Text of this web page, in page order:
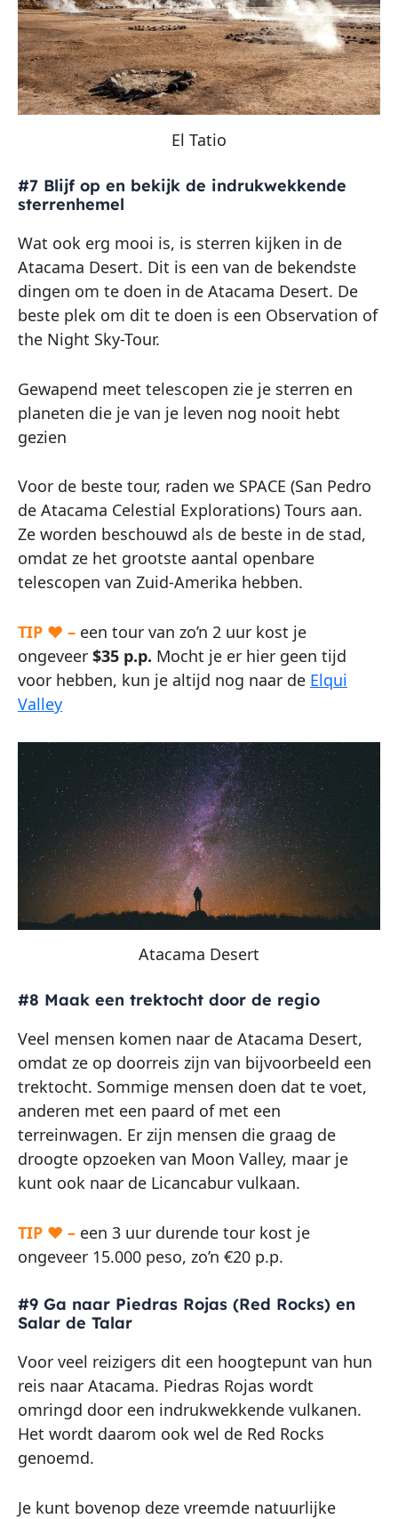
El Tatio
#7 Blijf op en bekijk de indrukwekkende
sterrenhemel
Wat ook erg mooi is, is sterren kijken in de
Atacama Desert. Dit is een van de bekendste
dingen om te doen in de Atacama Desert. De
beste plek om dit te doen is een Observation of
the Night Sky-Tour.
Gewapend meet telescopen zie je sterren en
planeten die je van je leven nog nooit hebt
gezien
Voor de beste tour, raden we SPACE (San Pedro
de Atacama Celestial Explorations) Tours aan.
Ze worden beschouwd als de beste in de stad,
omdat ze het grootste aantal openbare
telescopen van Zuid-Amerika hebben.
TIP ♥ – een tour van zo’n 2 uur kost je
ongeveer $35 p.p. Mocht je er hier geen tijd
voor hebben, kun je altijd nog naar de Elqui
Valley
Atacama Desert
#8 Maak een trektocht door de regio
Veel mensen komen naar de Atacama Desert,
omdat ze op doorreis zijn van bijvoorbeeld een
trektocht. Sommige mensen doen dat te voet,
anderen met een paard of met een
terreinwagen. Er zijn mensen die graag de
droogte opzoeken van Moon Valley, maar je
kunt ook naar de Licancabur vulkaan.
TIP ♥ – een 3 uur durende tour kost je
ongeveer 15.000 peso, zo’n €20 p.p.
#9 Ga naar Piedras Rojas (Red Rocks) en
Salar de Talar
Voor veel reizigers dit een hoogtepunt van hun
reis naar Atacama. Piedras Rojas wordt
omringd door een indrukwekkende vulkanen.
Het wordt daarom ook wel de Red Rocks
genoemd.
Je kunt bovenop deze vreemde natuurlijke